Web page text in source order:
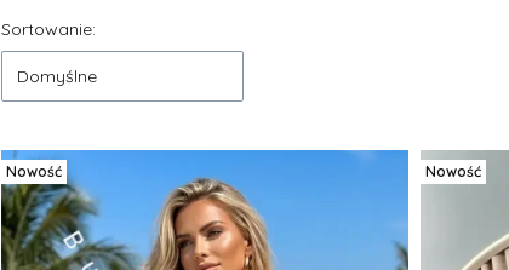
Lista produktów
Sortowanie:
Domyślne
Nowość Nowość